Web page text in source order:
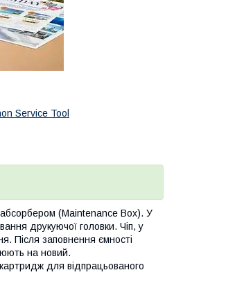
Service Tool
(Maintenance Box). У
друкуючої головки. Чіп, у
Після заповнення ємності
на новий.
для відпрацьованого